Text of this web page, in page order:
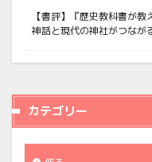
【書評】『歴史教科書が
神話と現代の神社がつなが
カテゴリー